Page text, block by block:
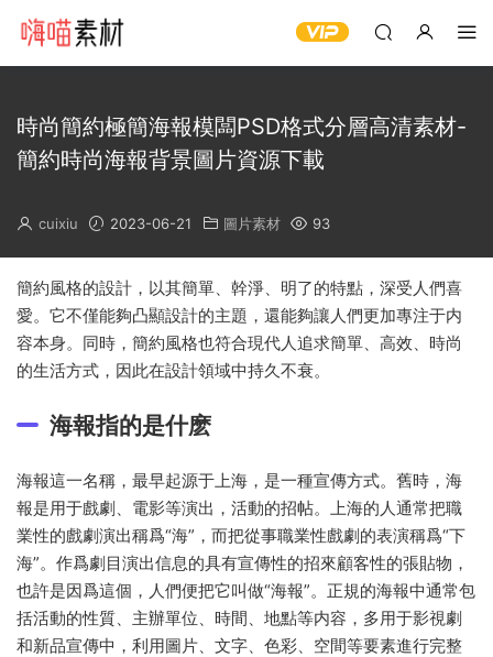
時尚簡約極簡海報模闆PSD格式分層高清素材-
簡約時尚海報背景圖片資源下載
cuixiu 2023-06-21 圖片素材 93
簡約風格的設計，以其簡單、幹淨、明了的特點，深受人們喜
愛。它不僅能夠凸顯設計的主題，還能夠讓人們更加專注于内
容本身。同時，簡約風格也符合現代人追求簡單、高效、時尚
的生活方式，因此在設計領域中持久不衰。
海報指的是什麽
海報這一名稱，最早起源于上海，是一種宣傳方式。舊時，海
報是用于戲劇、電影等演出，活動的招帖。上海的人通常把職
業性的戲劇演出稱爲“海”，而把從事職業性戲劇的表演稱爲“下
海”。作爲劇目演出信息的具有宣傳性的招來顧客性的張貼物，
也許是因爲這個，人們便把它叫做“海報”。正規的海報中通常包
括活動的性質、主辦單位、時間、地點等内容，多用于影視劇
和新品宣傳中，利用圖片、文字、色彩、空間等要素進行完整